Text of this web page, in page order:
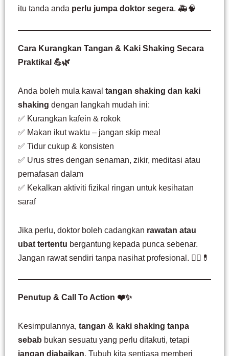
itu tanda anda perlu jumpa doktor segera. 🚑🧠
Cara Kurangkan Tangan & Kaki Shaking Secara
Praktikal 💪🌿
Anda boleh mula kawal tangan shaking dan kaki
shaking dengan langkah mudah ini:
✅ Kurangkan kafein & rokok
✅ Makan ikut waktu – jangan skip meal
✅ Tidur cukup & konsisten
✅ Urus stres dengan senaman, zikir, meditasi atau
pernafasan dalam
✅ Kekalkan aktiviti fizikal ringan untuk kesihatan
saraf
Jika perlu, doktor boleh cadangkan rawatan atau
ubat tertentu bergantung kepada punca sebenar.
Jangan rawat sendiri tanpa nasihat profesional. 👩‍⚕️💊
Penutup & Call To Action ❤️✨
Kesimpulannya, tangan & kaki shaking tanpa
sebab bukan sesuatu yang perlu ditakuti, tetapi
jangan diabaikan. Tubuh kita sentiasa memberi